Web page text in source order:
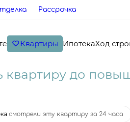
Рассрочка
Квартиры ИпотекаХод
квартиру до
смотрели эту квартиру за 24 часа